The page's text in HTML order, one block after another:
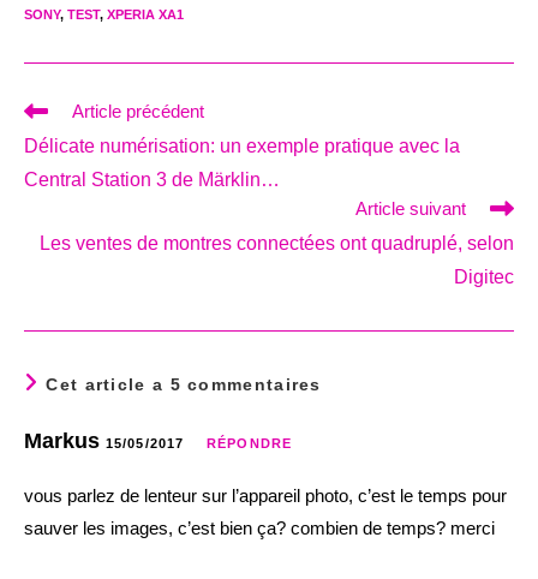
SONY, TEST, XPERIA XA1
Read
articles
Article précédent
Délicate numérisation: un exemple pratique avec la
Central Station 3 de Märklin…
Article suivant
Les ventes de montres connectées ont quadruplé, selon
Digitec
Cet article a 5 commentaires
Markus 15/05/2017 RÉPONDRE
vous parlez de lenteur sur l’appareil photo, c’est le temps pour
sauver les images, c’est bien ça? combien de temps? merci